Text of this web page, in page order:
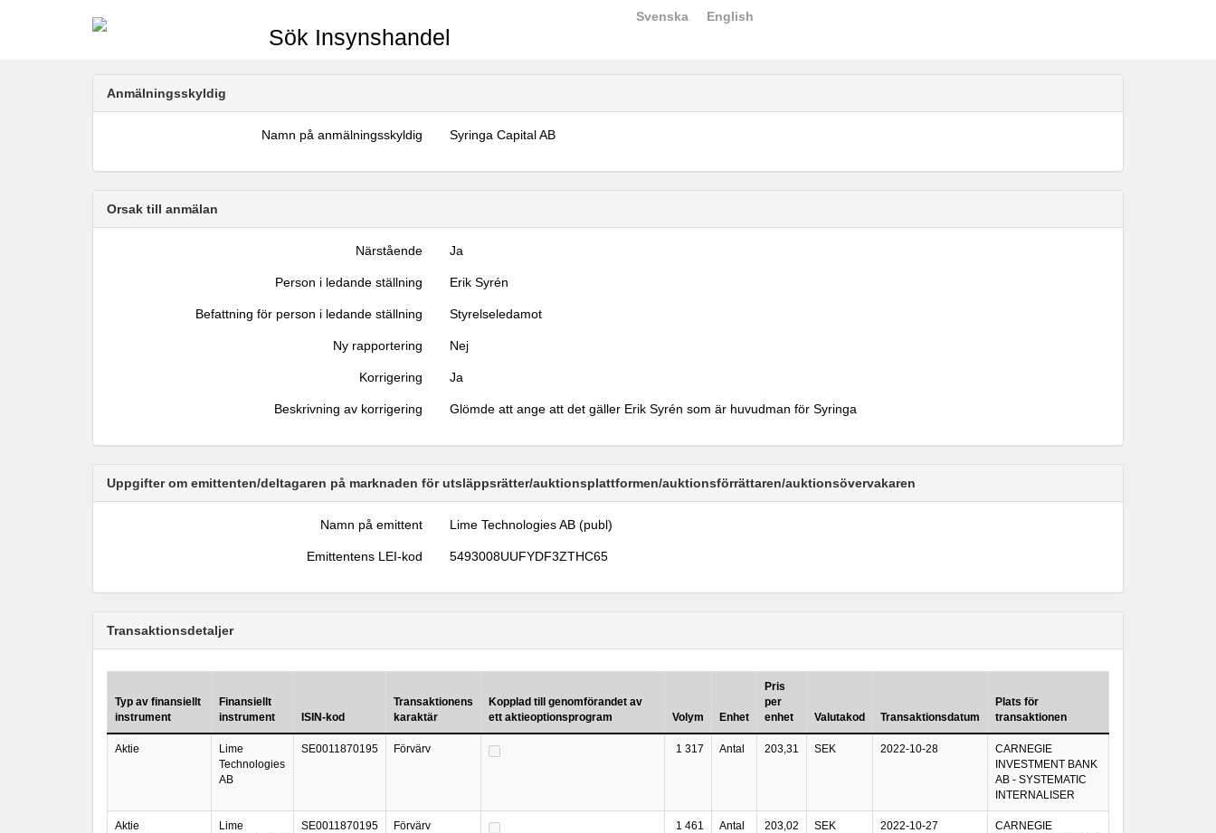
Sök Insynshandel
Svenska English
Anmälningsskyldig
Namn på anmälningsskyldig Syringa Capital AB
Orsak till anmälan
Närstående Ja
Person i ledande ställning Erik Syrén
Befattning för person i ledande ställning Styrelseledamot
Ny rapportering Nej
Korrigering Ja
Beskrivning av korrigering Glömde att ange att det gäller Erik Syrén som är huvudman för Syringa
Uppgifter om emittenten/deltagaren på marknaden för utsläppsrätter/auktionsplattformen/auktionsförrättaren/auktionsövervakaren
Namn på emittent Lime Technologies AB (publ)
Emittentens LEI-kod 5493008UUFYDF3ZTHC65
Transaktionsdetaljer
Typ av finansiellt
instrument
Finansiellt
instrument
ISIN-kod
Transaktionens
karaktär
Kopplad till genomförandet av
ett aktieoptionsprogram
Volym Enhet
Pris
per
enhet
Valutakod Transaktionsdatum
Plats för
transaktionen
Aktie
Lime
Technologies
AB
SE0011870195 Förvärv 1 317 Antal 203,31 SEK 2022-10-28
CARNEGIE
INVESTMENT BANK
AB - SYSTEMATIC
INTERNALISER
Aktie
Lime
SE0011870195 Förvärv 1 461 Antal 203,02 SEK 2022-10-27
CARNEGIE